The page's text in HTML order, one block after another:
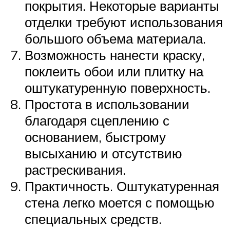
покрытия. Некоторые варианты
отделки требуют использования
большого объема материала.
Возможность нанести краску,
поклеить обои или плитку на
оштукатуренную поверхность.
Простота в использовании
благодаря сцеплению с
основанием, быстрому
высыханию и отсутствию
растрескивания.
Практичность. Оштукатуренная
стена легко моется с помощью
специальных средств.